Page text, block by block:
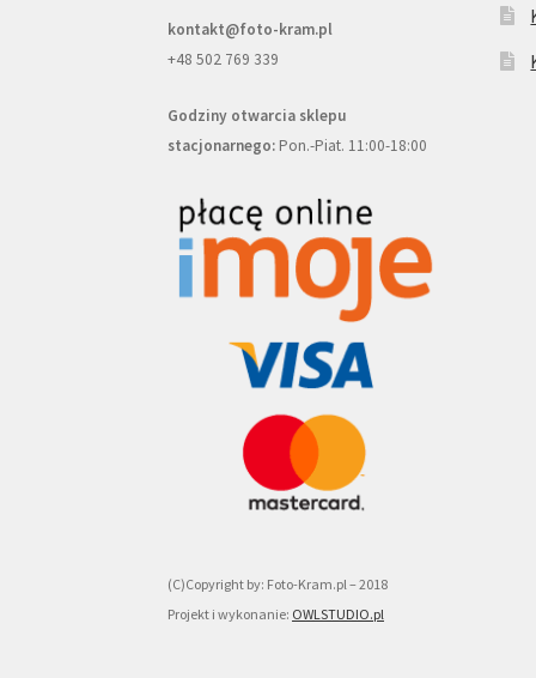
kontakt@foto-kram.pl
+48 502 769 339
Godziny otwarcia sklepu
stacjonarnego: Pon.-Piat. 11:00-18:00
(C)Copyright by: Foto-Kram.pl – 2018
Projekt i wykonanie: OWLSTUDIO.pl